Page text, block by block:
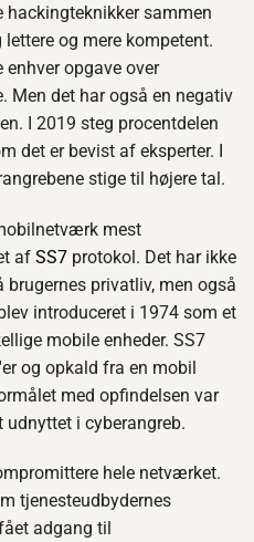
hackingteknikker sammen
og mere kompetent.
opgave over
Men det har også en negativ
I 2019 steg procentdelen
det er bevist af eksperter. I
stige til højere tal.
mest
af SS7 protokol. Det har ikke
privatliv, men også
introduceret i 1974 som et
mobile enheder. SS7
og opkald fra en mobil
med opfindelsen var
udnyttet i cyberangreb.
hele netværket.
tjenesteudbydernes
adgang til